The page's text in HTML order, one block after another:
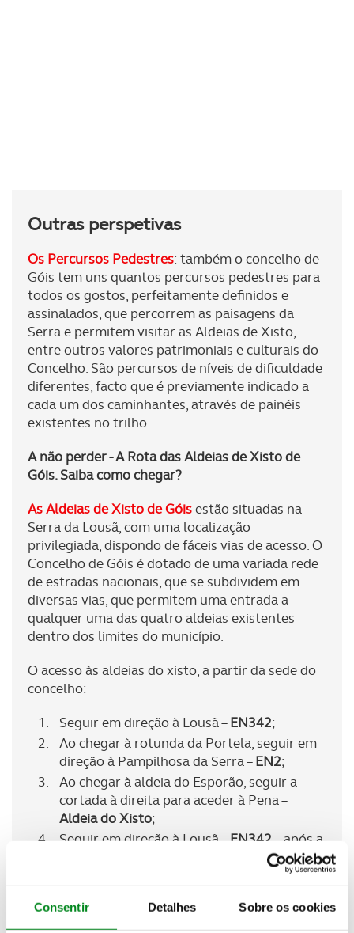
Consentir Detalhes Sobre os cookies
Outras perspetivas
Os Percursos Pedestres: também o concelho de
Góis tem uns quantos percursos pedestres para
todos os gostos, perfeitamente definidos e
assinalados, que percorrem as paisagens da
Serra e permitem visitar as Aldeias de Xisto,
entre outros valores patrimoniais e culturais do
Concelho. São percursos de níveis de dificuldade
diferentes, facto que é previamente indicado a
cada um dos caminhantes, através de painéis
existentes no trilho.
A não perder - A Rota das Aldeias de Xisto de
Góis. Saiba como chegar?
As Aldeias de Xisto de Góisestão situadas na
Serra da Lousã, com uma localização
privilegiada, dispondo de fáceis vias de acesso. O
Concelho de Góis é dotado de uma variada rede
de estradas nacionais, que se subdividem em
diversas vias, que permitem uma entrada a
qualquer uma das quatro aldeias existentes
dentro dos limites do município.
O acesso às aldeias do xisto, a partir da sede do
concelho:
Seguir em direção à Lousã –EN342;
Ao chegar à rotunda da Portela, seguir em
direção à Pampilhosa da Serra –EN2;
Ao chegar à aldeia do Esporão, seguir a
cortada à direita para aceder à Pena –
Aldeia do Xisto;
Seguir em direção à Lousã –EN342 – após a
aldeia de Ponte do Sótão vai encontrar
uma cortada à esquerda com indicação de
Aldeias do Xisto.